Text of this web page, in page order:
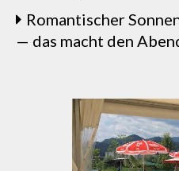
Romantischer
— das macht den